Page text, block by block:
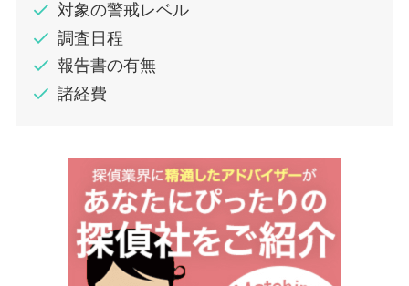
対象の警戒レベル
調査日程
報告書の有無
諸経費